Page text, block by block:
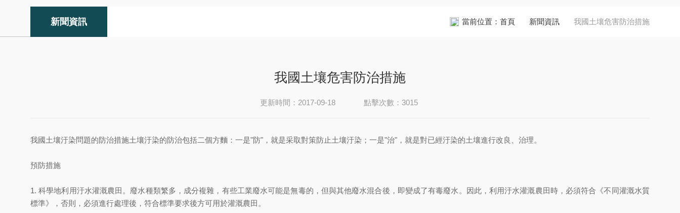
新聞資訊 當前位置： 首頁 新聞資訊 我國土壤危害防治措施
我國土壤危害防治措施
更新時間：2017-09-18 點擊次數：3015
我國土壤汙染問題的防治措施土壤汙染的防治包括二個方麵：一是"防"，就是采取對策防止土壤汙染；一是"治"，就是對已經汙染的土壤進行改良、治理。
預防措施
1. 科學地利用汙水灌溉農田。廢水種類繁多，成分複雜，有些工業廢水可能是無毒的，但與其他廢水混合後，即變成了有毒廢水。因此，利用汙水灌溉農田時，必須符合《不同灌溉水質
標準》，否則，必須進行處理後，符合標準要求後方可用於灌溉農田。